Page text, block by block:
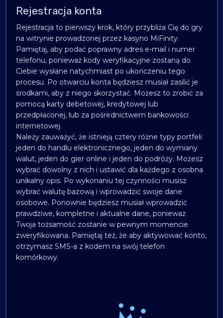
Rejestracja konta
Rejestracja to pierwszy krok, który przybliża Cię do gry
na witrynie prowadzonej przez kasyno MiFinity.
Pamiętaj, aby podać poprawny adres e-mail i numer
telefonu, ponieważ kody weryfikacyjne zostaną do
Ciebie wysłane natychmiast po ukończeniu tego
procesu. Po otwarciu konta będziesz musiał zasilić je
środkami, aby z niego skorzystać. Możesz to zrobić za
pomocą karty debetowej, kredytowej lub
przedpłaconej, lub za pośrednictwem bankowości
internetowej.
Należy zauważyć, że istnieją cztery różne typy portfeli:
jeden do handlu elektronicznego, jeden do wymiany
walut, jeden do gier online i jeden do podróży. Możesz
wybrać dowolny z nich i ustawić dla każdego z osobna
unikalny opis. Po wykonaniu tej czynności musisz
wybrać walutę bazową i wprowadzić swoje dane
osobowe. Ponownie będziesz musiał wprowadzić
prawdziwe, kompletne i aktualne dane, ponieważ
Twoja tożsamość zostanie w pewnym momencie
zweryfikowana. Pamiętaj też, że aby aktywować konto,
otrzymasz SMS-a z kodem na swój telefon
komórkowy.